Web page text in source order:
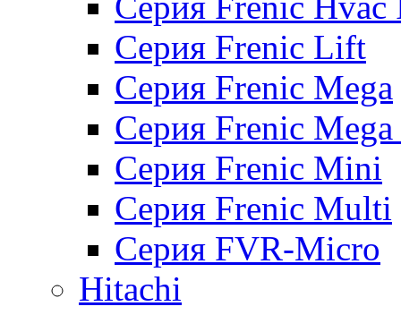
Серия Frenic Lift
Серия Frenic Mega
Серия Frenic Mega
Серия Frenic Mini
Серия Frenic Multi
Серия FVR-Micro
Hitachi